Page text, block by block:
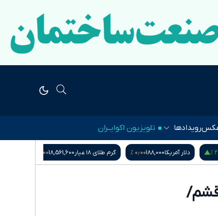
رویدادها تلویزیون اکوایــران
گرم طلای ۱۸ عیار 18,561,600 مثقال طلا ۱۸ عیار 80,396,000
قشم/